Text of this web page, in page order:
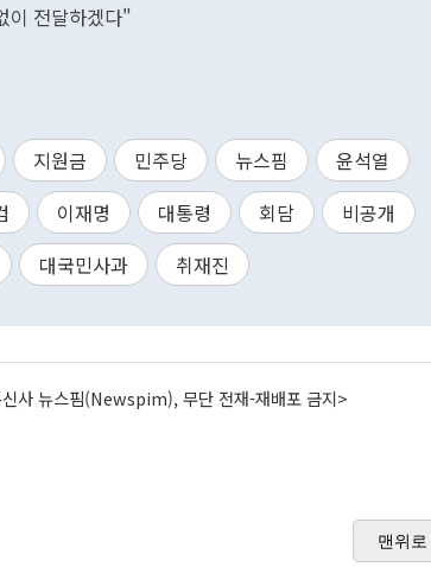
이 전달하겠다"
지원금 민주당 뉴스핌
윤석열
이재명 대통령 회담
비공개
대국민사과 취재진
사 뉴스핌(Newspim), 무단 전재-재배포 금지>
맨위로